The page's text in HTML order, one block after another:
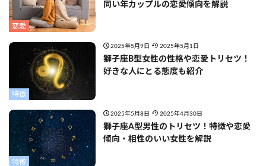
恋愛
同い年カップルの恋愛傾向を解説
特徴
2025年5月9日 2025年5月1日
獅子座B型女性の性格や恋愛トリセツ！
好きな人にとる態度も紹介
特徴
2025年5月8日 2025年4月30日
獅子座A型男性のトリセツ！特徴や恋愛
傾向・相性のいい女性を解説